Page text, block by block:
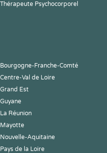
Thérapeute Psychocorporel
Bourgogne-Franche-Comté
Centre-Val de Loire
Grand Est
Guyane
La Réunion
Mayotte
Nouvelle-Aquitaine
Pays de la Loire